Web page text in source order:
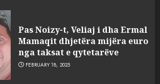
Pas Noizy-t, Veliaj i dha Ermal
Mamaqit dhjetëra mijëra euro
nga taksat e qytetarëve
FEBRUARY 18, 2025